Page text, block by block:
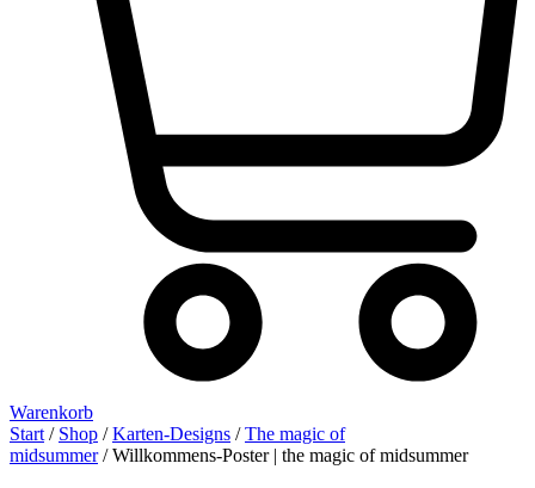
Warenkorb
Start / Shop /Karten-Designs /The magic of
midsummer/ Willkommens-Poster | the magic of midsummer